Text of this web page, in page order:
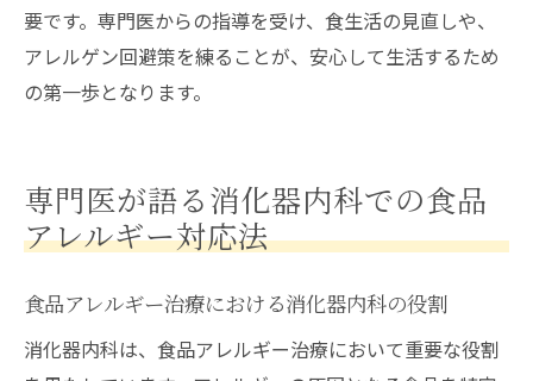
アレルギー予防における消化器内科の役割
消化器内科の観点から食品アレルギーを解決す
る方法
専門医が薦めるアレルギー解決のためのス
テップ
方法
要です。専門医からの指導を受け、食生活の見直しや、
アレルゲン回避策を練ることが、安心して生活するため
の第一歩となります。
専門医が語る消化器内科での食品
アレルギー対応法
食品アレルギー治療における消化器内科の役割
消化器内科は、食品アレルギー治療において重要な役割